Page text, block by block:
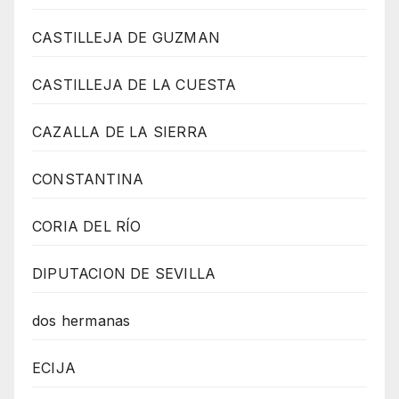
CASTILLEJA DE GUZMAN
CASTILLEJA DE LA CUESTA
CAZALLA DE LA SIERRA
CONSTANTINA
CORIA DEL RÍO
DIPUTACION DE SEVILLA
dos hermanas
ECIJA